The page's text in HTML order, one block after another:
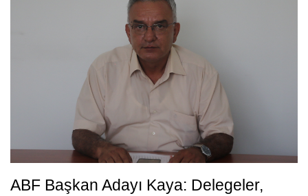
ABF Başkan Adayı Kaya: Delegeler,